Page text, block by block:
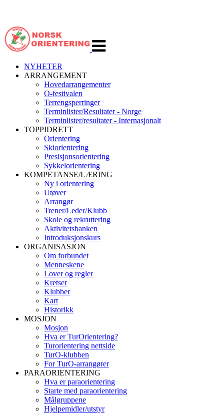
navigasjon
NYHETER
ARRANGEMENT
Hovedarrangementer
O-festivalen
Terrengsperringer
Terminlister/Resultater - Norge
Terminlister/resultater - Internasjonalt
TOPPIDRETT
Orientering
Skiorientering
Presisjonsorientering
Sykkelorientering
KOMPETANSE/LÆRING
Ny i orientering
Utøver
Arrangør
Trener/Leder/Klubb
Skole og rekruttering
Aktivitetsbanken
Introduksjonskurs
ORGANISASJON
Om forbundet
Menneskene
Lover og regler
Kretser
Klubber
Kart
Historikk
MOSJON
Mosjon
Hva er TurOrientering?
Turorientering nettside
TurO-klubben
For TurO-arrangører
PARAORIENTERING
Hva er paraorientering
Starte med paraorientering
Målgruppene
Hjelpemidler/utstyr